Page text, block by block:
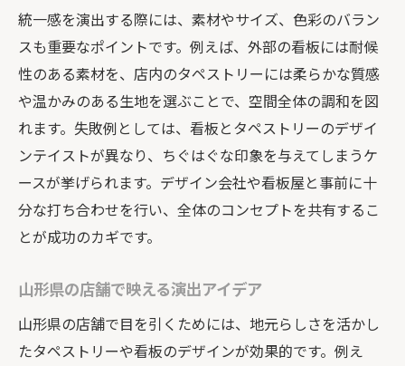
統一感を演出する際には、素材やサイズ、色彩のバラン
スも重要なポイントです。例えば、外部の看板には耐候
性のある素材を、店内のタペストリーには柔らかな質感
や温かみのある生地を選ぶことで、空間全体の調和を図
れます。失敗例としては、看板とタペストリーのデザイ
ンテイストが異なり、ちぐはぐな印象を与えてしまうケ
ースが挙げられます。デザイン会社や看板屋と事前に十
分な打ち合わせを行い、全体のコンセプトを共有するこ
とが成功のカギです。
山形県の店舗で映える演出アイデア
山形県の店舗で目を引くためには、地元らしさを活かし
たタペストリーや看板のデザインが効果的です。例え